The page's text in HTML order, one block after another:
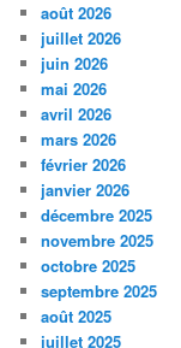
août 2026
juillet 2026
juin 2026
mai 2026
avril 2026
mars 2026
février 2026
janvier 2026
décembre 2025
novembre 2025
octobre 2025
septembre 2025
août 2025
juillet 2025